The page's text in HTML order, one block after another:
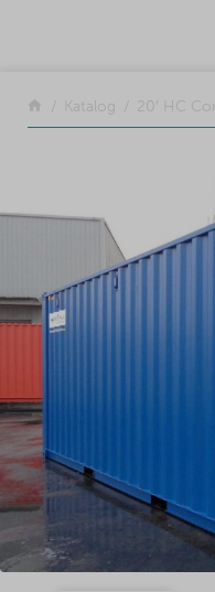
Tillbaka
Katalog 20′ HC